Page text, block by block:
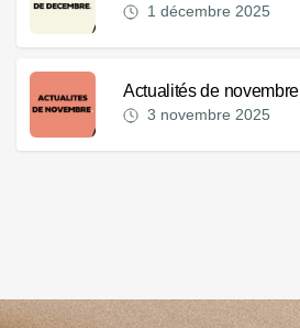
1 décembre 2025
Actualités de novembre
3 novembre 2025